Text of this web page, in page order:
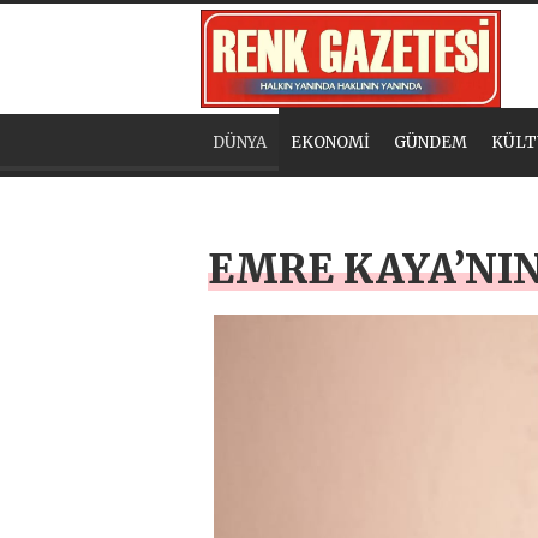
DÜNYA EKONOMİ GÜNDEM
EMRE